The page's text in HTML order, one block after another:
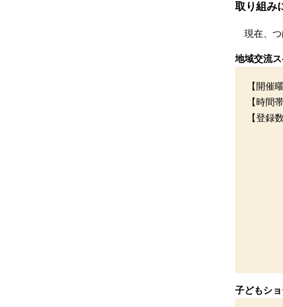
取り組み
現在、
地域交流ス
【開催
【時間帯
【登録数
子どもシ